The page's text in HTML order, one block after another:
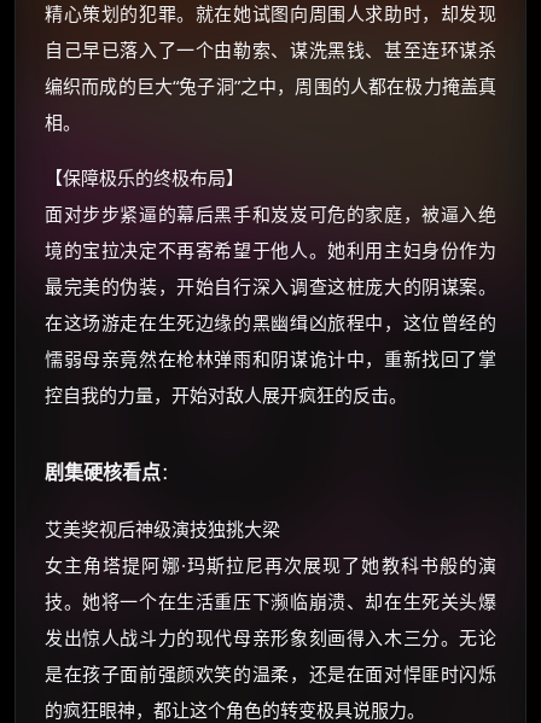
精心策划的犯罪。就在她试图向周围人求助时，却发现
自己早已落入了一个由勒索、谋洗黑钱、甚至连环谋杀
编织而成的巨大“兔子洞”之中，周围的人都在极力掩盖真
相。
【保障极乐的终极布局】
面对步步紧逼的幕后黑手和岌岌可危的家庭，被逼入绝
境的宝拉决定不再寄希望于他人。她利用主妇身份作为
最完美的伪装，开始自行深入调查这桩庞大的阴谋案。
在这场游走在生死边缘的黑幽缉凶旅程中，这位曾经的
懦弱母亲竟然在枪林弹雨和阴谋诡计中，重新找回了掌
控自我的力量，开始对敌人展开疯狂的反击。
剧集硬核看点：
艾美奖视后神级演技独挑大梁
女主角塔提阿娜·玛斯拉尼再次展现了她教科书般的演
技。她将一个在生活重压下濒临崩溃、却在生死关头爆
发出惊人战斗力的现代母亲形象刻画得入木三分。无论
是在孩子面前强颜欢笑的温柔，还是在面对悍匪时闪烁
的疯狂眼神，都让这个角色的转变极具说服力。
还有支付宝现金红包、外卖红包、
☕ 海外大侠？通过 Ko-fi 赐茶